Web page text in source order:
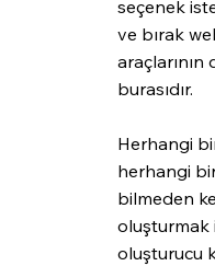
seçenek
ve bırak
burasıdır.
Herhangi
herhangi
bilmeden
oluşturmak
oluşturucu